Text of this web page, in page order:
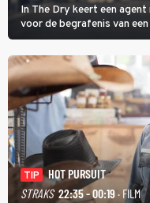
In The Dry keert een
voor de begrafenis van
onderzoeken van diens
met een oude zaak.
TIP
HOT PURSUIT
STRAKS 22:35 - 00:19 · FILM